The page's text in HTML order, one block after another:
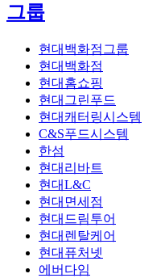
그룹
현대백화점그룹
현대백화점
현대홈쇼핑
현대그린푸드
현대캐터링시스템
C&S푸드시스템
한섬
현대리바트
현대L&C
현대면세점
현대드림투어
현대렌탈케어
현대퓨처넷
에버다임